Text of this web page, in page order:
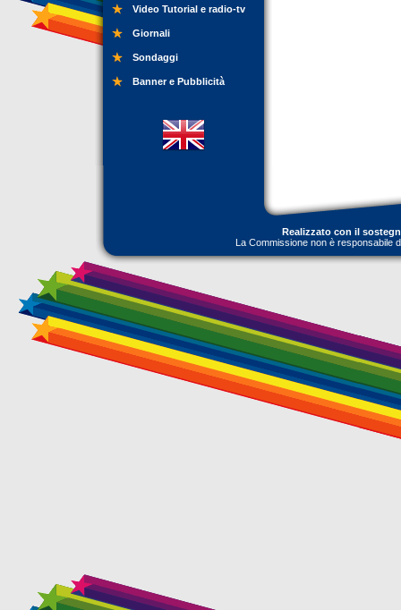
Video Tutorial e radio-tv
Giornali
Sondaggi
Banner e Pubblicità
Realizzato con il
La Commissione non è responsabile